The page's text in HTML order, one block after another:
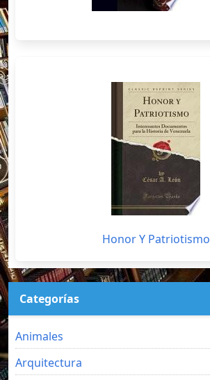
Honor Y Patriotismo
Categorías
Animales
Arquitectura